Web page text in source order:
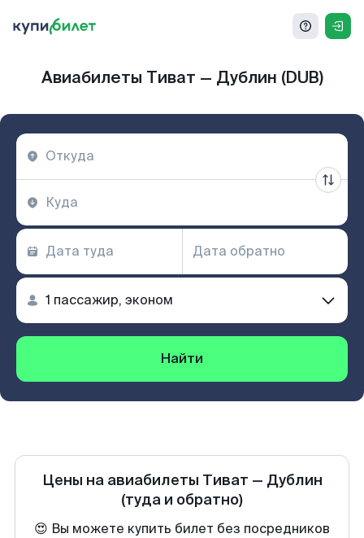
Авиабилеты Тиват — Дублин (DUB)
Найти
Цены на авиабилеты Тиват — Дублин
(туда и обратно)
😍 Вы можете купить билет без посредников